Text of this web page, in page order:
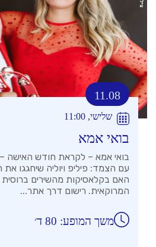
11.08
שלישי, 11:00
בואי אמא
בואי אמא – לקראת חודש האישה –
עם הצמד: פיליפ ויוליה שיחגגו
האם בקלאסיקות מהשירים
המרוקאית. רישום דרך אתר...
משך המופע: 80 ד׳